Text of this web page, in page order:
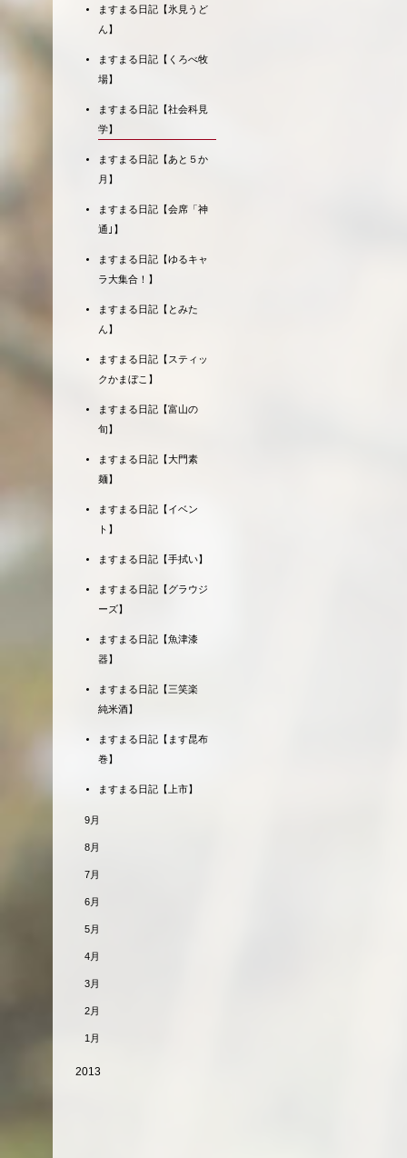
ますまる日記【氷見うど
ん】
ますまる日記【くろべ牧
場】
ますまる日記【社会科見
学】
ますまる日記【あと５か
月】
ますまる日記【会席「神
通｣】
ますまる日記【ゆるキャ
ラ大集合！】
ますまる日記【とみた
ん】
ますまる日記【スティッ
クかまぼこ】
ますまる日記【富山の
旬】
ますまる日記【大門素
麺】
ますまる日記【イベン
ト】
ますまる日記【手拭い】
ますまる日記【グラウジ
ーズ】
ますまる日記【魚津漆
器】
ますまる日記【三笑楽
純米酒】
ますまる日記【ます昆布
巻】
ますまる日記【上市】
9月
8月
7月
6月
5月
4月
3月
2月
1月
2013